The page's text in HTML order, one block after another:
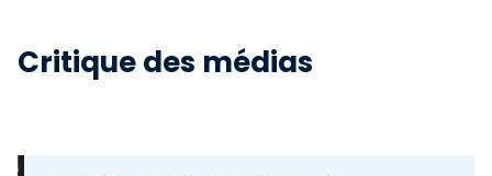
Critique des médias